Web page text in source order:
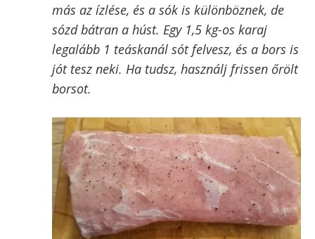
más az ízlése, és a sók is különböznek, de
sózd bátran a húst. Egy 1,5 kg-os karaj
legalább 1 teáskanál sót felvesz, és a bors is
jót tesz neki. Ha tudsz, használj frissen őrölt
borsot.